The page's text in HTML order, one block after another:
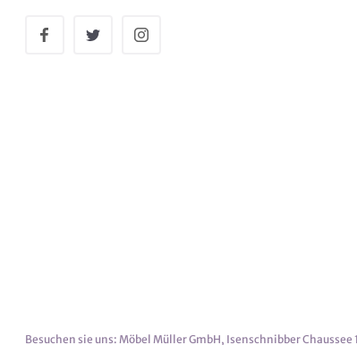
Besuchen sie uns: Möbel Müller GmbH, Isenschnibber